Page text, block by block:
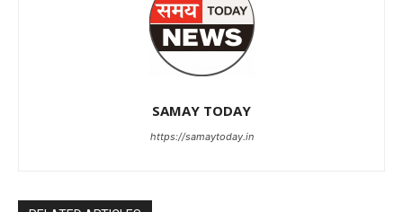
SAMAY TODAY
https://samaytoday.in